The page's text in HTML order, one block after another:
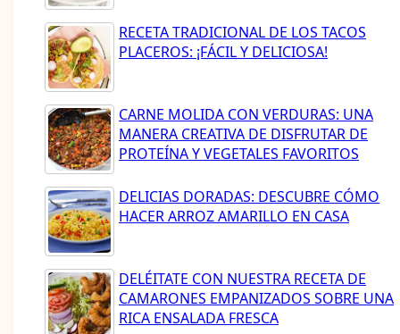
RECETA TRADICIONAL DE LOS TACOS
PLACEROS: ¡FÁCIL Y DELICIOSA!
CARNE MOLIDA CON VERDURAS: UNA
MANERA CREATIVA DE DISFRUTAR DE
PROTEÍNA Y VEGETALES FAVORITOS
DELICIAS DORADAS: DESCUBRE CÓMO
HACER ARROZ AMARILLO EN CASA
DELÉITATE CON NUESTRA RECETA DE
CAMARONES EMPANIZADOS SOBRE UNA
RICA ENSALADA FRESCA